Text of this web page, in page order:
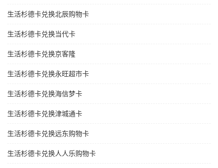
生活杉德卡兑换北辰购物卡
生活杉德卡兑换当代卡
生活杉德卡兑换京客隆
生活杉德卡兑换永旺超市卡
生活杉德卡兑换海信梦卡
生活杉德卡兑换津城通卡
生活杉德卡兑换远东购物卡
生活杉德卡兑换人人乐购物卡